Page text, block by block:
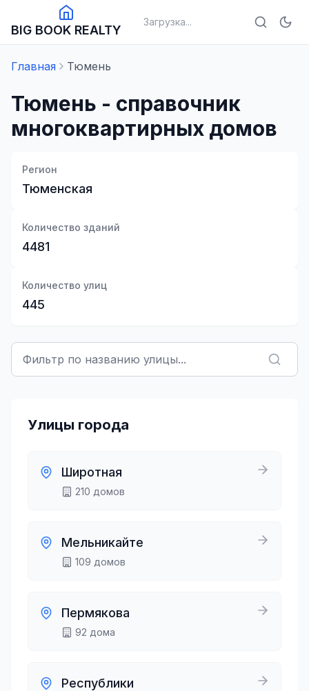
BIG BOOK REALTY
Загрузка...
Главная Тюмень
Тюмень - справочник
многоквартирных домов
Регион
Тюменская
Количество зданий
4481
Количество улиц
445
Улицы города
Широтная
210 домов
Мельникайте
109 домов
Пермякова
92 дома
Республики